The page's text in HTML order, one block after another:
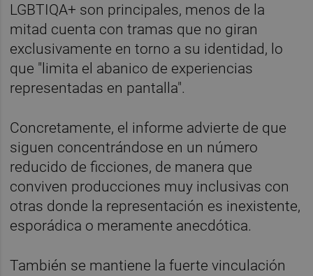
LGBTIQA+ son principales, menos de la
mitad cuenta con tramas que no giran
exclusivamente en torno a su identidad, lo
que "limita el abanico de experiencias
representadas en pantalla".
Concretamente, el informe advierte de que
siguen concentrándose en un número
reducido de ficciones, de manera que
conviven producciones muy inclusivas con
otras donde la representación es inexistente,
esporádica o meramente anecdótica.
También se mantiene la fuerte vinculación